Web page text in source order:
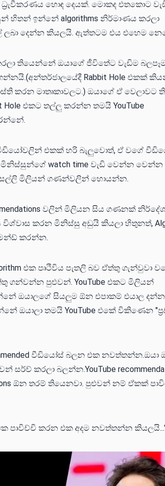
ධ්‍රැවීකරණය හොඳ දෙයක්. මොකද එතකොට
ඉන්නේ algorithms නිර්මාණය කරලා
දෙන්න කියලයි. ඇත්තටම එය එහෙම
තියෙන්නේ ඔයාගේ ජීවිතේට වැඩිම
Rabbit Hole එකක්
කරන මාතෘකාවලට.) ඔයාගේ ඒ වෙලාවට
Hole එකට තල්ලු කරන්න තමයි YouTube
වීඩියෝවලින් එකක් හරි බැලුවොත්, ඒ වගේ
watch time වැඩි වෙන්න වෙන්න
සල්ලි මිලියන් ගණන්වලින් හොයන්න.
වලින් මිලියන සිය ගණනක්
කරන මිනිස්සු අඩුයි කියලා හිතුනත්,
කරන්න.
එක පෘථිවිය පැතලි බව ඒත්තු ගැන්වුවා
ගන්වන්න පුළුවන්. YouTube එකට මිලියන්
සියලුම ඕන එපාකම් එයාල
ඔයාලා තමයි YouTube එකේ විකිණෙන
වීඩියෝස් බලන එක නවත්තන්න.ඔයා
සර්ච් කරලා බලන්න.YouTube
ඕන තරම් තියෙනවා. පුළුවන් නම් ඒකක්
පාවිච්චි කරන එක අදම නවත්තන්න